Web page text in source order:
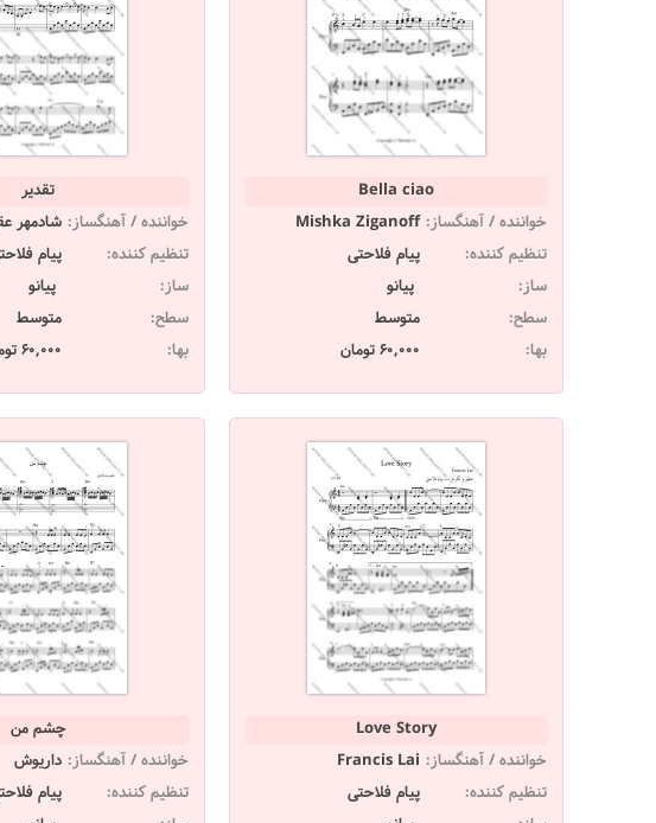
Bella ciao
خواننده / آهنگساز: Mishka Ziganoff
تنظیم کننده:
پیام فلاحتی
ساز:
پیانو
سطح:
متوسط
بها:
60,000 تومان
تقدیر
خواننده / آهنگساز: شادمهر
تنظیم کننده:
پیام
ساز:
پیانو
سطح:
متوسط
بها:
60,000 تومان
Love Story
خواننده / آهنگساز: Francis Lai
تنظیم کننده:
پیام فلاحتی
چشم من
خواننده / آهنگساز: داریوش
تنظیم کننده:
پیام